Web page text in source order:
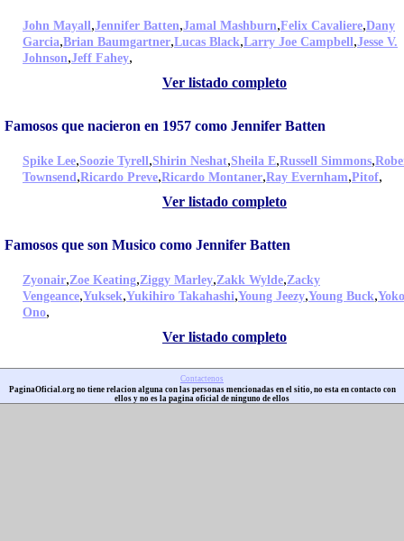
John Mayall,Jennifer Batten,Jamal Mashburn,Felix Cavaliere,Dany
Garcia,Brian Baumgartner,Lucas Black,Larry Joe Campbell,Jesse V.
Johnson,Jeff Fahey,
Ver listado completo
Famosos que nacieron en 1957 como Jennifer Batten
Spike Lee,Soozie Tyrell,Shirin Neshat,Sheila E,Russell Simmons,
Townsend,Ricardo Preve,Ricardo Montaner,Ray Evernham,Pitof,
Ver listado completo
Famosos que son Musico como Jennifer Batten
Zyonair,Zoe Keating,Ziggy Marley,Zakk Wylde,Zacky
Vengeance,Yuksek,Yukihiro Takahashi,Young Jeezy,Young Buck,Yoko
Ono,
Ver listado completo
Contactenos
PaginaOficial.org no tiene relacion alguna con las personas mencionadas en el sitio, no esta en contacto con
ellos y no es la pagina oficial de ninguno de ellos